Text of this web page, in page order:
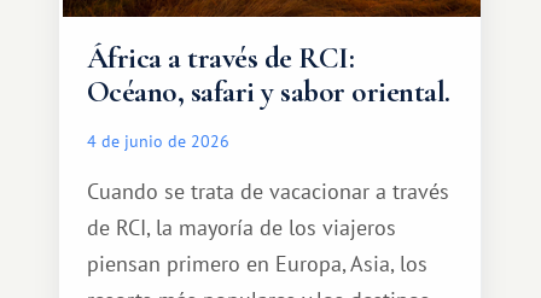
África a través de RCI:
Océano, safari y sabor oriental.
4 de junio de 2026
Cuando se trata de vacacionar a través
de RCI, la mayoría de los viajeros
piensan primero en Europa, Asia, los